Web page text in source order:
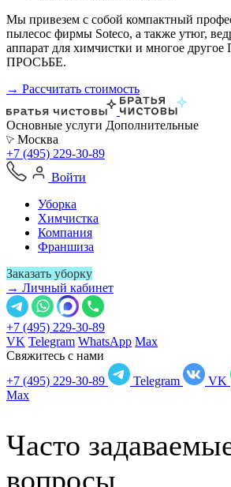
Мы привезем с собой компактный
пылесос фирмы Soteco, а также утюг,
аппарат для химчистки и многое
ПРОСЬБЕ.
→ Рассчитать стоимость
Основные услуги Дополнительные
Москва
+7 (495) 229-30-89
Войти
Уборка
Химчистка
Компания
Франшиза
Заказать уборку
→ Личный кабинет
+7 (495) 229-30-89
VK Telegram WhatsApp Max
Свяжитесь с нами
+7 (495) 229-30-89
Telegram VK
Max
Часто
вопросы